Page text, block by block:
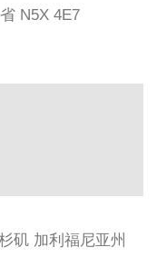
N5X 4E7
矶 加利福尼亚州